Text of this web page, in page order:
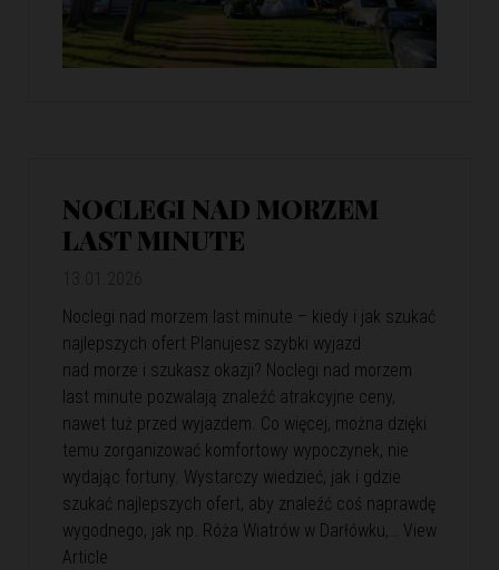
NOCLEGI NAD MORZEM
LAST MINUTE
Noclegi nad morzem last minute – kiedy i jak szukać
najlepszych ofert Planujesz szybki wyjazd
nad morze i szukasz okazji? Noclegi nad morzem
last minute pozwalają znaleźć atrakcyjne ceny,
nawet tuż przed wyjazdem. Co więcej, można dzięki
temu zorganizować komfortowy wypoczynek, nie
wydając fortuny. Wystarczy wiedzieć, jak i gdzie
szukać najlepszych ofert, aby znaleźć coś naprawdę
wygodnego, jak np. Róża Wiatrów w Darłówku,… View
Article